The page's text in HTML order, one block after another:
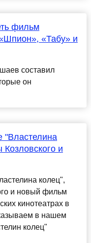
фильм
«Табу» и
составил
он
"Властелина
и
колец",
и новый фильм
кинотеатрах в
в нашем
колец"